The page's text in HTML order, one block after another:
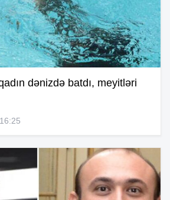
dənizdə batdı, meyitləri